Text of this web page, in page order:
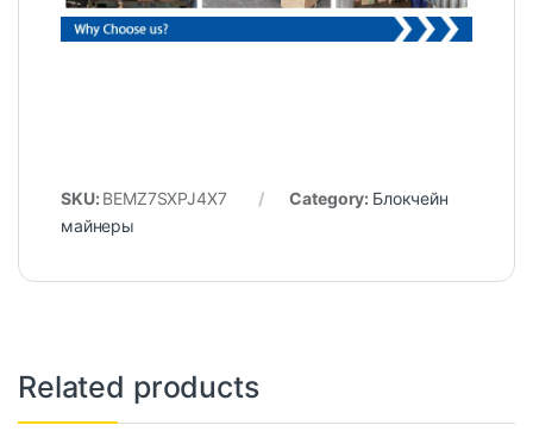
SKU: BEMZ7SXPJ4X7 Category: Блокчейн
майнеры
Related products